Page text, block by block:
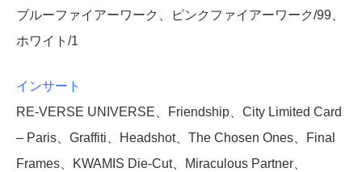
ブルーファイアーワーク、ピンクファイアーワーク/99、
ホワイト/1
インサート
RE-VERSE UNIVERSE、Friendship、City Limited Card
– Paris、Graffiti、Headshot、The Chosen Ones、Final
Frames、KWAMIS Die-Cut、Miraculous Partner、